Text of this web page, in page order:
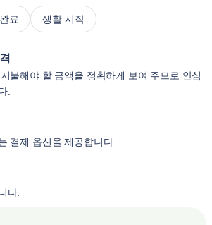
료 생활 시작
불해야 할 금액을 정확하게 보여 주므로 안심
.
결제 옵션을 제공합니다.
다.